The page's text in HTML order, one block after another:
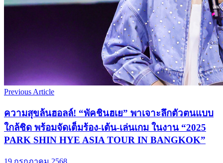
Previous Article
ความสุขล้นฮอลล์! “พัคชินฮเย” พาเจาะลึกตัวตนแบบ
ใกล้ชิด พร้อมจัดเต็มร้อง-เต้น-เล่นเกม ในงาน “2025
PARK SHIN HYE ASIA TOUR IN BANGKOK”
19 กรกฎาคม 2568